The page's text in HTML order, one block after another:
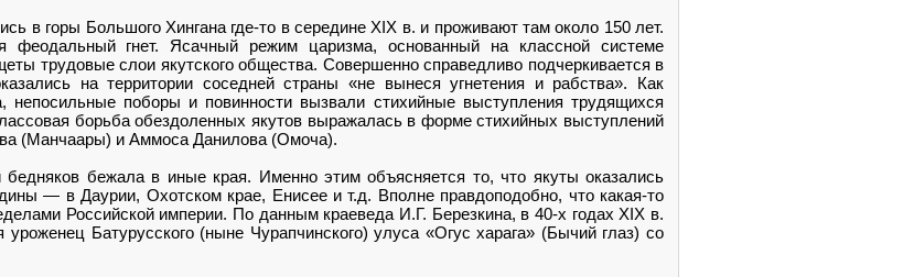
в горы Большого Хингана где-то в середине XIX в. и проживают там около 150 лет.
гнет. Ясачный режим царизма, основанный на классной системе
трудовые слои якутского общества. Совершенно справедливо подчеркивается в
на территории соседней страны «не вынеся угнетения и рабства». Как
непосильные поборы и повинности вызвали стихийные выступления трудящихся
борьба обездоленных якутов выражалась в форме стихийных выступлений
(Манчаары) и Аммоса Данилова (Омоча).
бежала в иные края. Именно этим объясняется то, что якуты оказались
— в Даурии, Охотском крае, Енисее и т.д. Вполне правдоподобно, что какая-то
Российской империи. По данным краеведа И.Г. Березкина, в 40-х годах XIX в.
Батурусского (ныне Чурапчинского) улуса «Огус харага» (Бычий глаз) со